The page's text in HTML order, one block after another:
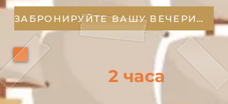
ЗАБРОНИРУЙТЕ ВАШУ ВЕЧЕРИНКУ
2 часа